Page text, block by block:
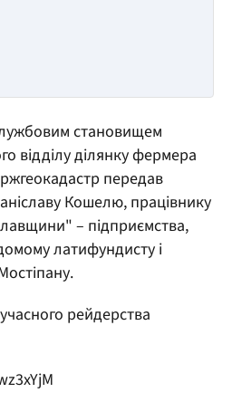
становищем
відділу ділянку фермера
передав
Кошелю, працівнику
– підприємства,
латифундисту і
рейдерства